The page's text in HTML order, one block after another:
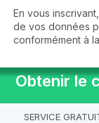
Obtenir le
SERVICE
En vous
de vos données
conformément à la